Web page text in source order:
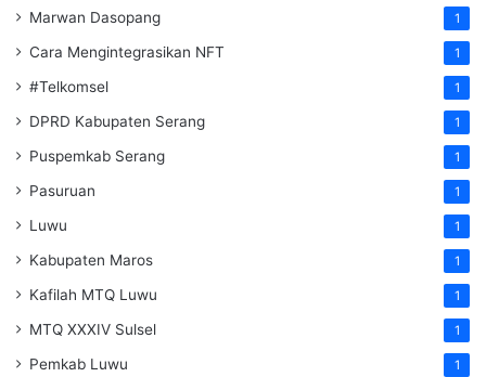
Marwan Dasopang 1
Cara Mengintegrasikan NFT 1
#Telkomsel 1
DPRD Kabupaten Serang 1
Puspemkab Serang 1
Pasuruan 1
Luwu 1
Kabupaten Maros 1
Kafilah MTQ Luwu 1
MTQ XXXIV Sulsel 1
Pemkab Luwu 1